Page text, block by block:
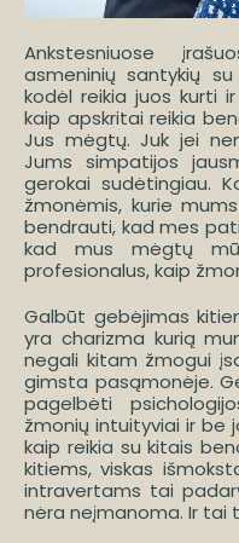
Ankstesniuose
asmeninių santykių
kodėl reikia juos kurti
kaip apskritai reikia
Jus mėgtų. Juk jei
Jums simpatijos
gerokai sudėtingiau.
žmonėmis, kurie
bendrauti, kad mes
kad mus mėgtų
profesionalus, kaip
Galbūt gebėjimas
yra charizma kurią
negali kitam žmogui
gimsta pasąmonėje.
pagelbėti
žmonių intuityviai ir be
kaip reikia su kitais
kitiems, viskas
intravertams tai
nėra neįmanoma. Ir tai